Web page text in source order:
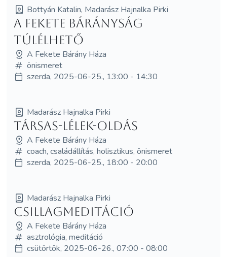
Bottyán Katalin, Madarász Hajnalka Pirki
A fekete bárányság
túlélhető
A Fekete Bárány Háza
önismeret
szerda, 2025-06-25., 13:00 - 14:30
Madarász Hajnalka Pirki
Társas-LÉLEK-Oldás
A Fekete Bárány Háza
coach, családállítás, holisztikus, önismeret
szerda, 2025-06-25., 18:00 - 20:00
Madarász Hajnalka Pirki
Csillagmeditáció
A Fekete Bárány Háza
asztrológia, meditáció
csütörtök, 2025-06-26., 07:00 - 08:00